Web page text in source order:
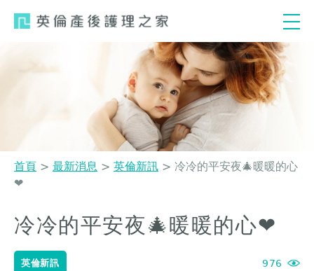
您
在
這
裡
首頁 > 最新消息 > 英倫新訊 > 冷冷的平安夜🎄暖暖的心
❤️
Back
to
top
冷冷的平安夜🎄暖暖的心❤️
英倫新訊 976